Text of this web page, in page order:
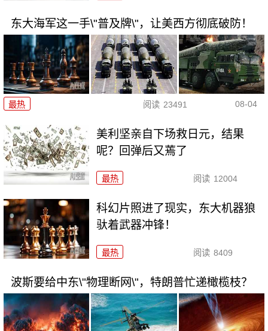
东大海军这一手\"普及牌\"，让美西方彻底破防！
最热 阅读 23491 08-04
美利坚亲自下场救日元，结果
呢？回弹后又蔫了
最热 阅读 12004
科幻片照进了现实，东大机器狼
驮着武器冲锋！
最热 阅读 8409
波斯要给中东\"物理断网\"，特朗普忙递橄榄枝？